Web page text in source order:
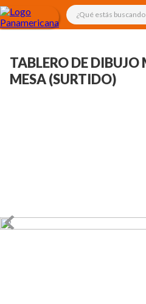
¿Qué estás
TABLERO DE
MESA (SURTIDO)